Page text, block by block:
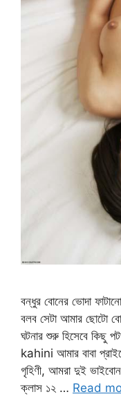
বন্ধুর বোনের ভোদা
বলব সেটা আমার ছোটো
ঘটনার শুরু হিসেবে
kahini আমার বাবা
গৃহিণী, আমরা দুই
ক্লাস ১২ … Read